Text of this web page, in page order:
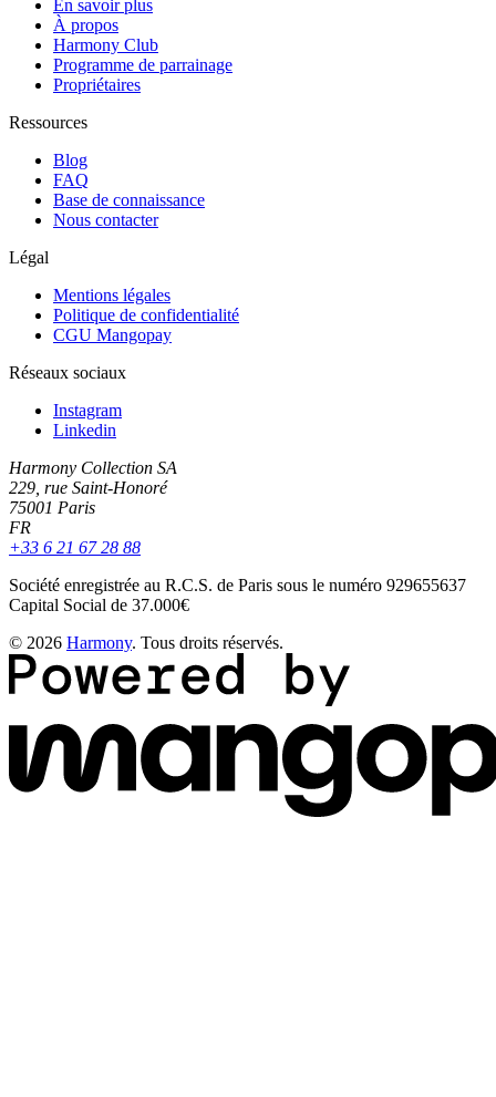
En savoir plus
À propos
Harmony Club
Programme de parrainage
Propriétaires
Ressources
Blog
FAQ
Base de connaissance
Nous contacter
Légal
Mentions légales
Politique de confidentialité
CGU Mangopay
Réseaux sociaux
Instagram
Linkedin
Harmony Collection SA
229, rue Saint-Honoré
75001 Paris
FR
+33 6 21 67 28 88
Société enregistrée au R.C.S. de Paris sous le numéro 929655637
Capital Social de 37.000€
© 2026 Harmony. Tous droits réservés.